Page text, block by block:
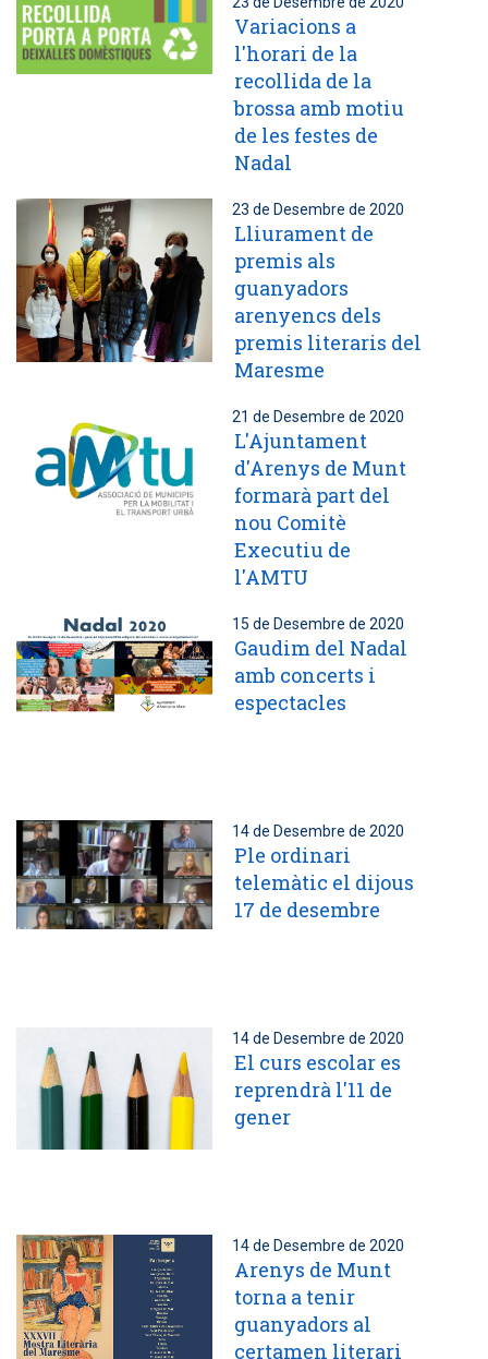
Variacions a
l'horari de la
recollida de la
brossa amb motiu
de les festes de
Nadal
23 de Desembre de 2020
Lliurament de
premis als
guanyadors
arenyencs dels
premis literaris del
Maresme
21 de Desembre de 2020
L'Ajuntament
d'Arenys de Munt
formarà part del
nou Comitè
Executiu de
l'AMTU
15 de Desembre de 2020
Gaudim del Nadal
amb concerts i
espectacles
14 de Desembre de 2020
Ple ordinari
telemàtic el dijous
17 de desembre
14 de Desembre de 2020
El curs escolar es
reprendrà l'11 de
gener
14 de Desembre de 2020
Arenys de Munt
torna a tenir
guanyadors al
certamen literari